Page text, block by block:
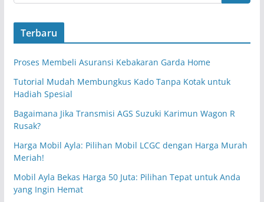
Terbaru
Proses Membeli Asuransi Kebakaran Garda Home
Tutorial Mudah Membungkus Kado Tanpa Kotak untuk
Hadiah Spesial
Bagaimana Jika Transmisi AGS Suzuki Karimun Wagon R
Rusak?
Harga Mobil Ayla: Pilihan Mobil LCGC dengan Harga Murah
Meriah!
Mobil Ayla Bekas Harga 50 Juta: Pilihan Tepat untuk Anda
yang Ingin Hemat